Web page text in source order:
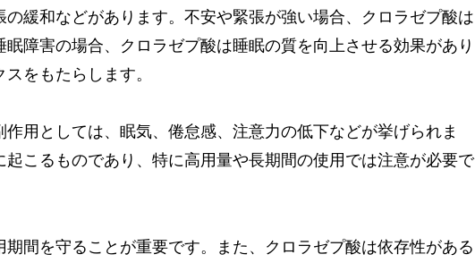
緩和などがあります。不安や緊張が強い場合、クロラゼプ酸は
障害の場合、クロラゼプ酸は睡眠の質を向上させる効果があり
をもたらします。
用としては、眠気、倦怠感、注意力の低下などが挙げられま
こるものであり、特に高用量や長期間の使用では注意が必要で
間を守ることが重要です。また、クロラゼプ酸は依存性がある